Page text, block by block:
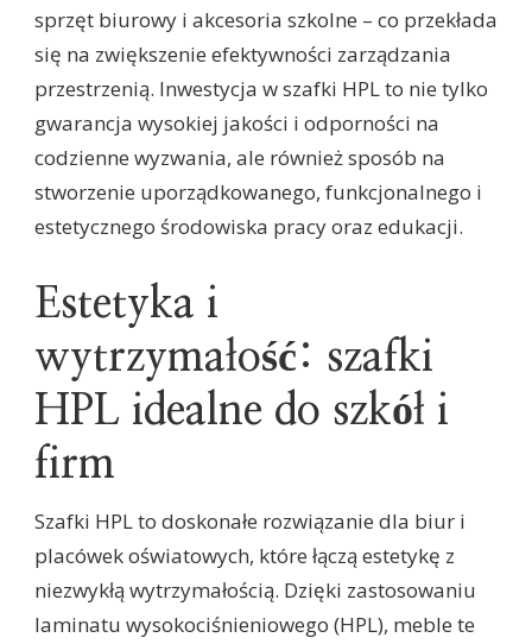
sprzęt biurowy i akcesoria szkolne – co przekłada
się na zwiększenie efektywności zarządzania
przestrzenią. Inwestycja w szafki HPL to nie tylko
gwarancja wysokiej jakości i odporności na
codzienne wyzwania, ale również sposób na
stworzenie uporządkowanego, funkcjonalnego i
estetycznego środowiska pracy oraz edukacji.
Estetyka i
wytrzymałość: szafki
HPL idealne do szkół i
firm
Szafki HPL to doskonałe rozwiązanie dla biur i
placówek oświatowych, które łączą estetykę z
niezwykłą wytrzymałością. Dzięki zastosowaniu
laminatu wysokociśnieniowego (HPL), meble te